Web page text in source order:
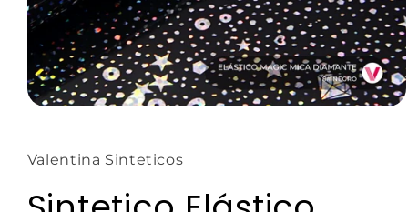
Valentina Sinteticos